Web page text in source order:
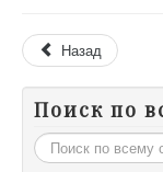
Назад
Поиск по
Искать...